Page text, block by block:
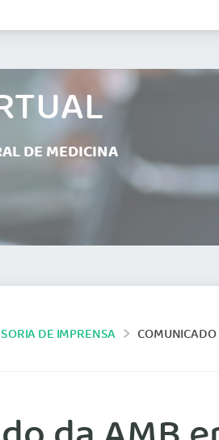
DE MEDICINA
DE IMPRENSA